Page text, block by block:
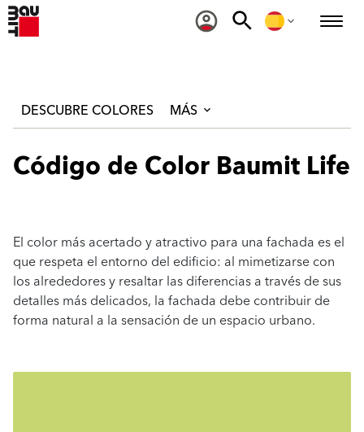
DESCUBRE COLORES MÁS
Código de Color Baumit Life
El color más acertado y atractivo para una fachada es el
que respeta el entorno del edificio: al mimetizarse con
los alrededores y resaltar las diferencias a través de sus
detalles más delicados, la fachada debe contribuir de
forma natural a la sensación de un espacio urbano.